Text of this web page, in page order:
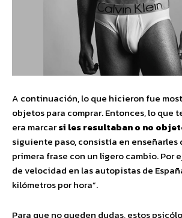
A continuación, lo que hicieron fue
objetos para comprar. Entonces, lo que
era marcarsi les resultaban o no
siguiente paso, consistía en enseñarles
primera frase con un ligero cambio. Por
de velocidad en las autopistas de
kilómetros por hora”.
Para que no queden dudas, estos